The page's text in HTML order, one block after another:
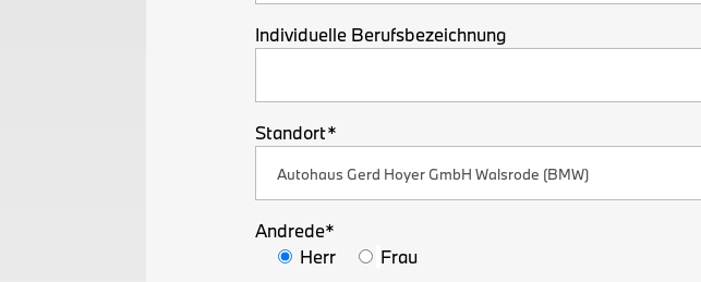
Individuelle Berufsbezeichnung
Standort*
Andrede*
Herr
Frau